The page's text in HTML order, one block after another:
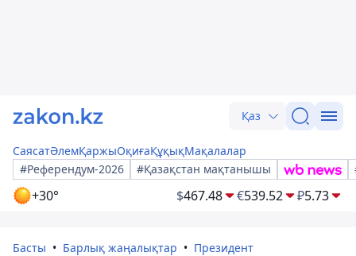
Қаз
СаясатӘлемҚаржыОқиғаҚұқықМақалалар
#Референдум-2026
#Қазақстан мақтанышы
+30° $467.48 €539.52 ₽5.73
Басты Барлық жаңалықтар Президент